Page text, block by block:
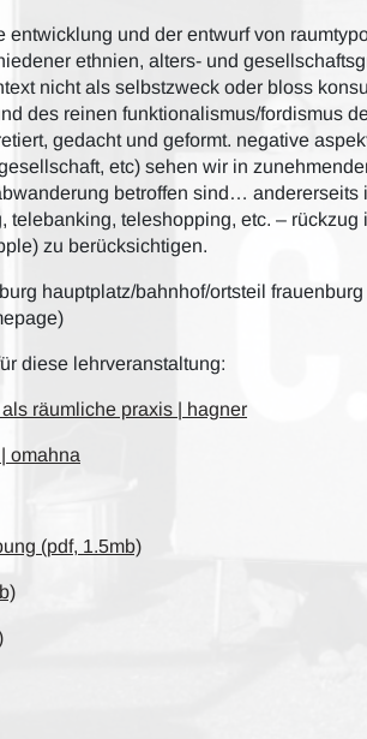
entwicklung und der entwurf von
ethnien, alters- und
nicht als selbstzweck oder bloss
des reinen funktionalismus/fordismus
gedacht und geformt. negative
etc) sehen wir in
betroffen sind… andererseits
telebanking, teleshopping, etc. –
zu berücksichtigen.
hauptplatz/bahnhof/ortsteil frauenburg
diese lehrveranstaltung:
räumliche praxis | hagner
omahna
(pdf, 1.5mb)